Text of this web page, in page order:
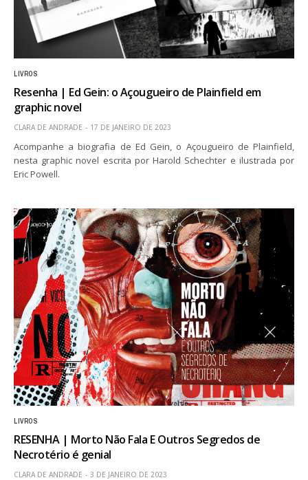
LIVROS
Resenha | Ed Gein: o Açougueiro de Plainfield em
graphic novel
CLARA DE ANDRADE 17 DE JANEIRO DE 2023
Acompanhe a biografia de Ed Gein, o Açougueiro de Plainfield,
nesta graphic novel escrita por Harold Schechter e ilustrada por
Eric Powell.
LIVROS
RESENHA | Morto Não Fala E Outros Segredos de
Necrotério é genial
CLARA DE ANDRADE 3 DE JANEIRO DE 2023